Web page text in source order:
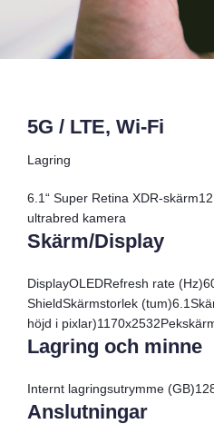
5G / LTE, Wi-Fi
Lagring
6.1“ Super Retina XDR-
ultrabred kamera
Skärm/Display
DisplayOLEDRefresh rate (Hz)
ShieldSkärmstorlek (tum)6.1
höjd i pixlar)1170x2532
Lagring och minne
Internt lagringsutrymme (GB)
Anslutningar